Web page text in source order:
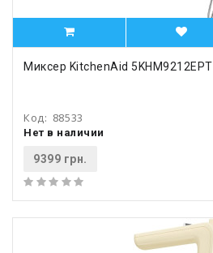
Миксер KitchenAid 5KHM9212EPT
Код: 88533
Нет в наличии
9399 грн.